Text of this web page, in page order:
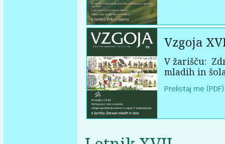
Vzgoja
V žarišču:
mladih in
Prelistaj me (PDF)